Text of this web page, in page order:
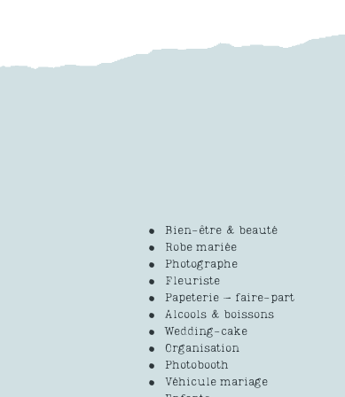
Bien-être & beauté
Robe mariée
Photographe
Fleuriste
Papeterie – faire-part
Alcools & boissons
Wedding-cake
Organisation
Photobooth
Véhicule mariage